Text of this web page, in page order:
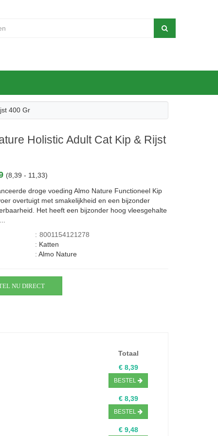
400 Gr
Holistic Adult Cat Kip & Rijst
(8,39 - 11,33)
droge voeding Almo Nature Functioneel Kip
overtuigt met smakelijkheid en een bijzonder
Het heeft een bijzonder hoog vleesgehalte
: 8001154121278
: Katten
:Almo Nature
NU DIRECT
Totaal
€ 8,39
BESTEL
€ 8,39
BESTEL
€ 9,48